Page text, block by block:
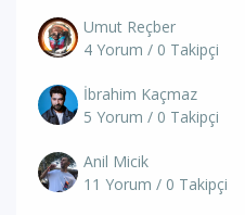
Umut Reçber
4 Yorum / 0 Takipçi
İbrahim Kaçmaz
5 Yorum / 0 Takipçi
Anil Micik
11 Yorum / 0 Takipçi